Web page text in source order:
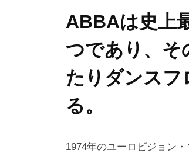
i
g
a
の
コ
メ
ABBAは史上
つであり、そ
たりダンスフ
る。
1974年のユーロビジョン